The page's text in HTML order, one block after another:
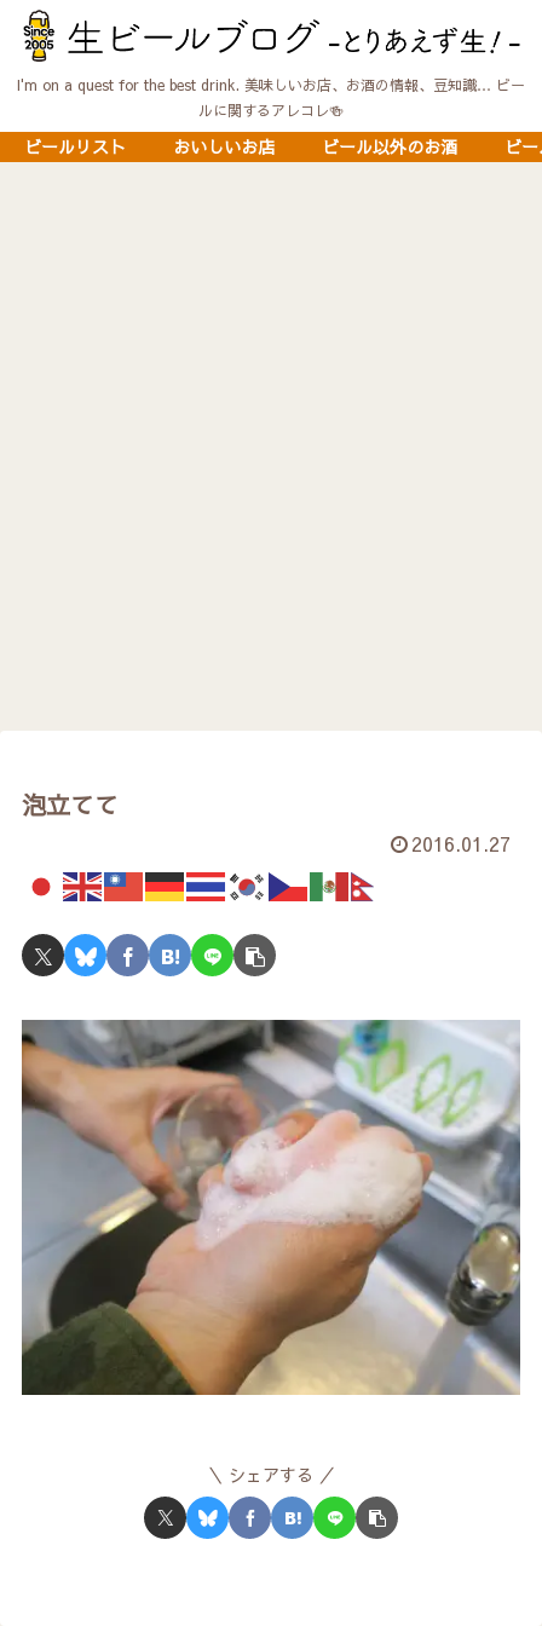
I'm on a quest for the best drink. 美味しいお店、お酒の情報、豆知識… ビー
ルに関するアレコレ🍻
ビールリスト おいしいお店 ビール以外のお酒 ビ
泡立てて
2016.01.27
シェアする